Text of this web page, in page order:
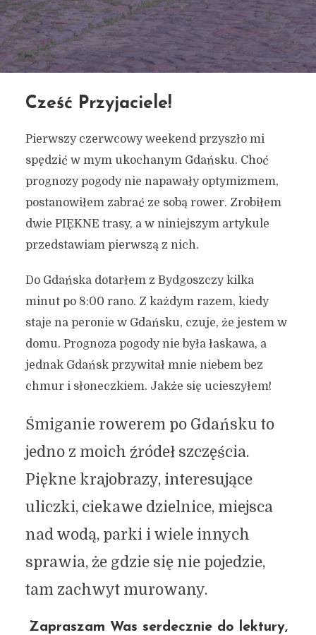
Cześć Przyjaciele!
Pierwszy czerwcowy weekend przyszło mi
spędzić w mym ukochanym Gdańsku. Choć
prognozy pogody nie napawały optymizmem,
postanowiłem zabrać ze sobą rower. Zrobiłem
dwie PIĘKNE trasy, a w niniejszym artykule
przedstawiam pierwszą z nich.
Do Gdańska dotarłem z Bydgoszczy kilka
minut po 8:00 rano. Z każdym razem, kiedy
staje na peronie w Gdańsku, czuje, że jestem w
domu. Prognoza pogody nie była łaskawa, a
jednak Gdańsk przywitał mnie niebem bez
chmur i słoneczkiem. Jakże się ucieszyłem!
Śmiganie rowerem po Gdańsku to
jedno z moich źródeł szczęścia.
Piękne krajobrazy, interesujące
uliczki, ciekawe dzielnice, miejsca
nad wodą, parki i wiele innych
sprawia, że gdzie się nie pojedzie,
tam zachwyt murowany.
Zapraszam Was serdecznie do lektury,